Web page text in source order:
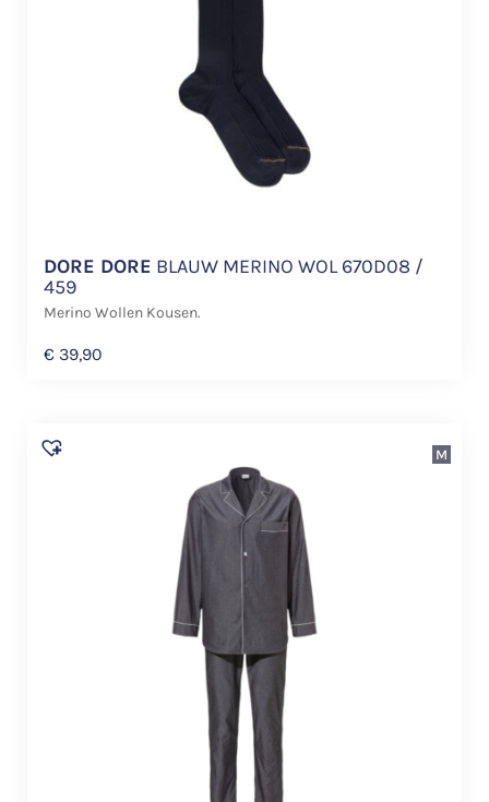
DORE DORE BLAUW MERINO WOL 670D08 /
459
Merino Wollen Kousen.
€ 39,90
M